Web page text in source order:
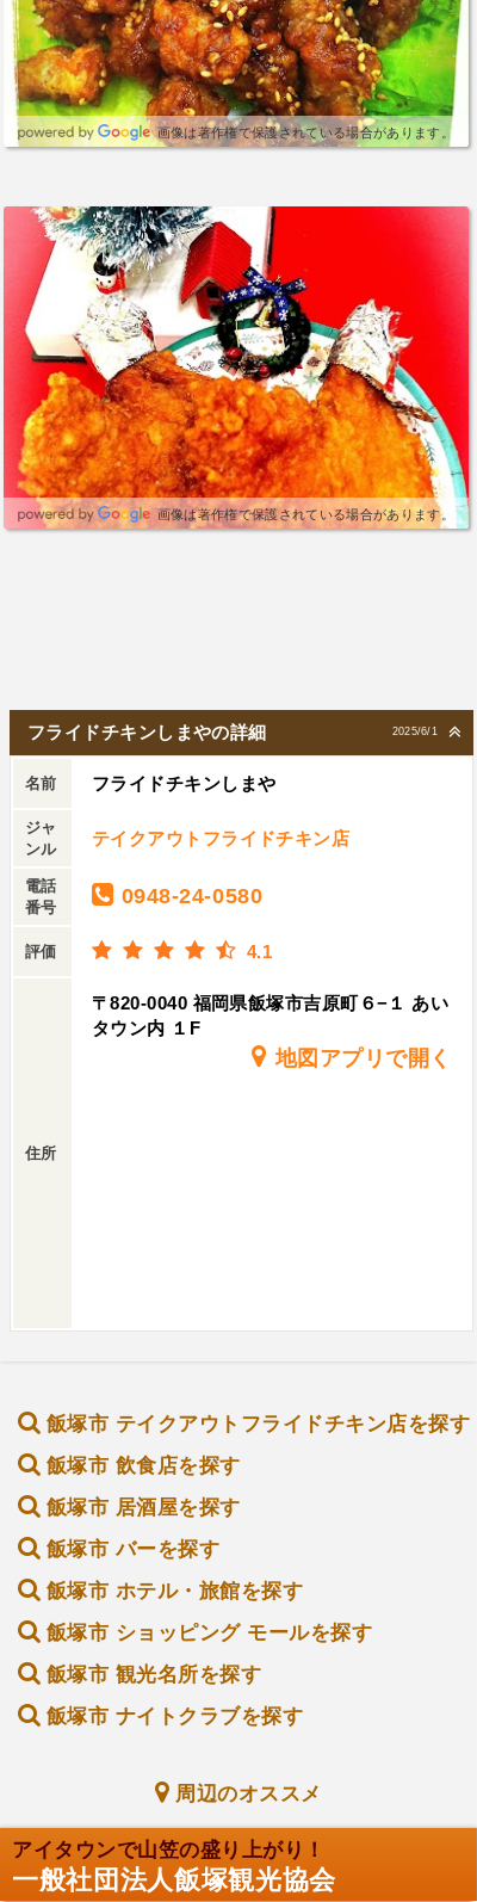
画像は著作権で保護されている場合があります。
画像は著作権で保護されている場合があります。
2025/6/1
フライドチキンしまやの詳細
名前 フライドチキンしまや
ジャ
ンル
テイクアウトフライドチキン店
電話
番号
0948-24-0580
評価 4.1
住所
〒820-0040 福岡県飯塚市吉原町６−１ あい
タウン内 １F
地図アプリで開く
飯塚市 テイクアウトフライドチキン店を探す
飯塚市 飲食店を探す
飯塚市 居酒屋を探す
飯塚市 バーを探す
飯塚市 ホテル・旅館を探す
飯塚市 ショッピング モールを探す
飯塚市 観光名所を探す
飯塚市 ナイトクラブを探す
周辺のオススメ
アイタウンで山笠の盛り上がり！
一般社団法人飯塚観光協会